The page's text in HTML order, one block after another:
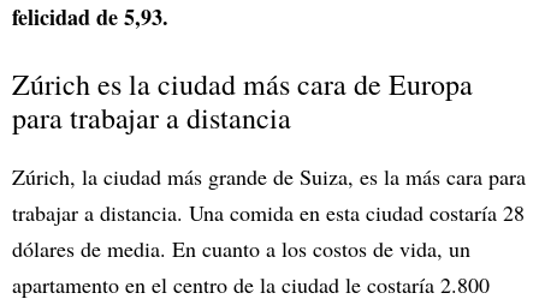
felicidad de 5,93.
Zúrich es la ciudad más cara de Europa
para trabajar a distancia
Zúrich, la ciudad más grande de Suiza, es la más cara para
trabajar a distancia. Una comida en esta ciudad costaría 28
dólares de media. En cuanto a los costos de vida, un
apartamento en el centro de la ciudad le costaría 2.800